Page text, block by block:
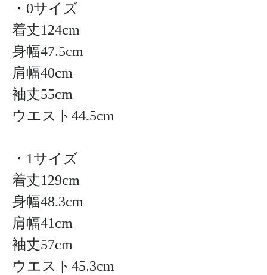
・0サイズ
着丈124cm
身幅47.5cm
肩幅40cm
袖丈55cm
ウエスト44.5cm
・1サイズ
着丈129cm
身幅48.3cm
肩幅41cm
袖丈57cm
ウエスト45.3cm